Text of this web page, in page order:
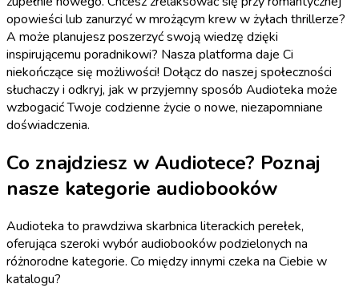
opowieści lub zanurzyć w mrożącym krew w żyłach thrillerze?
A może planujesz poszerzyć swoją wiedzę dzięki
inspirującemu poradnikowi? Nasza platforma daje Ci
niekończące się możliwości! Dołącz do naszej społeczności
słuchaczy i odkryj, jak w przyjemny sposób Audioteka może
wzbogacić Twoje codzienne życie o nowe, niezapomniane
doświadczenia.
Co znajdziesz w Audiotece? Poznaj
nasze kategorie audiobooków
Audioteka to prawdziwa skarbnica literackich perełek,
oferująca szeroki wybór audiobooków podzielonych na
różnorodne kategorie. Co między innymi czeka na Ciebie w
katalogu?